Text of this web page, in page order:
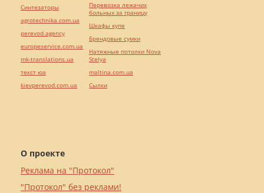
О проекте
Реклама на "Протокол"
"Протокол" без реклами!
Синтезаторы
agrotechnika.com.ua
perevod.agency
europeservice.com.ua
mk-translations.ua
текст юа
kievperevod.com.ua
Перевозка лежачих
больных за границу
Шкафы купе
Брендовые сумки
Натяжные потолки Nova
Stelya
maltina.com.ua
Cылки